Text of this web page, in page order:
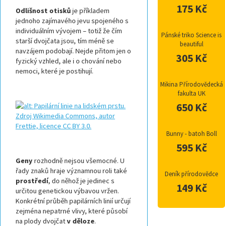
Odlišnost otiskůje příkladem
jednoho zajímavého jevu spojeného s
individuálním vývojem – totiž že čím
starší dvojčata jsou, tím méně se
navzájem podobají. Nejde přitom jen o
fyzický vzhled, ale i o chování nebo
nemoci, které je postihují.
Genyrozhodně nejsou všemocné. U
řady znaků hraje významnou roli také
prostředí, do něhož je jedinec s
určitou genetickou výbavou vržen.
Konkrétní průběh papilárních linií určují
zejména nepatrné vlivy, které působí
na plody dvojčatv děloze.
175 Kč
Pánské triko Science is
beautiful
305 Kč
Mikina Přírodovědecká
fakulta UK
650 Kč
Bunny - batoh Boll
595 Kč
Deník přírodovědce
149 Kč